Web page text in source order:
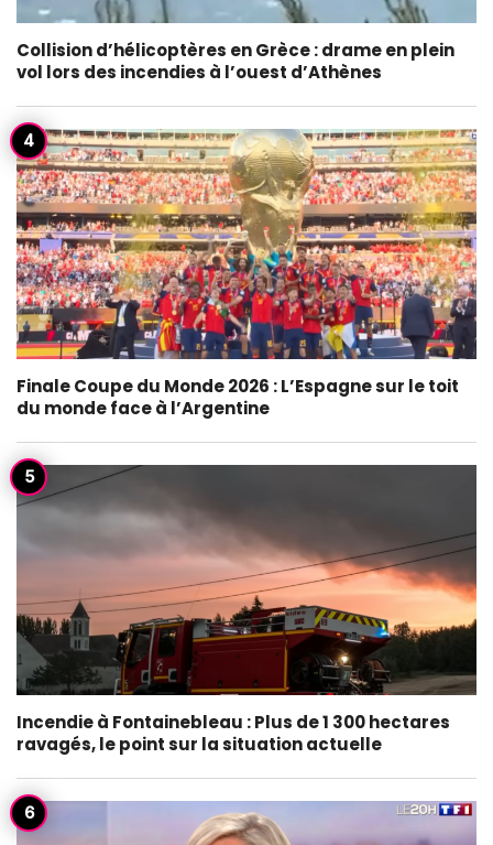
Collision d’hélicoptères en Grèce : drame en plein
vol lors des incendies à l’ouest d’Athènes
Finale Coupe du Monde 2026 : L’Espagne sur le toit
du monde face à l’Argentine
Incendie à Fontainebleau : Plus de 1 300 hectares
ravagés, le point sur la situation actuelle